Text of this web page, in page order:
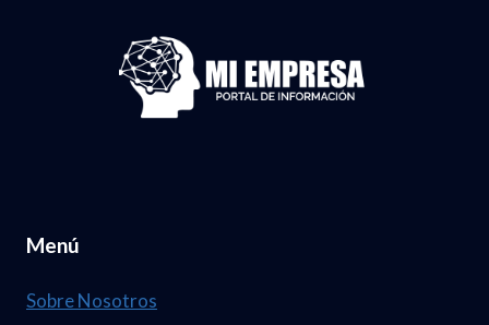
Menú
Sobre Nosotros